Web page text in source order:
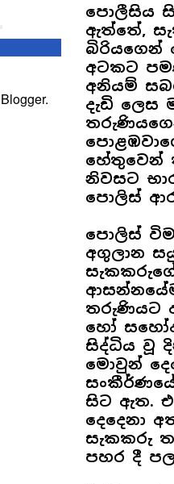
Blogger.
පොලීසිය
ඇත්තේ,
බිරියගෙන්
අටකට
අනියම්
දැඩි ලෙස
හේතුවෙන්
නිවසට
පොලිස්
පොලිස්
අගුලාන
තරුණියට
හෝ
සිද්ධිය වූ
මොවුන්
සිට ඇත.
දෙදෙනා
සැකකරු
පහර දී